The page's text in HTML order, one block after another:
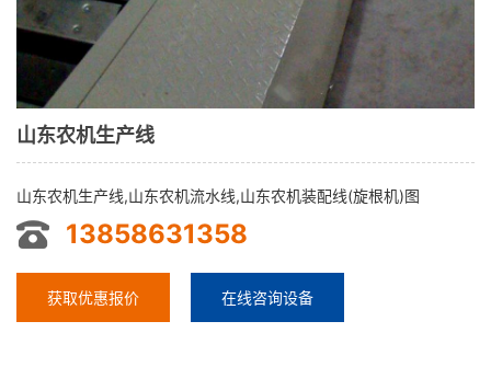
山东农机生产线
山东农机生产线,山东农机流水线,山东农机装配线(旋根机)图
13858631358
获取优惠报价 在线咨询设备